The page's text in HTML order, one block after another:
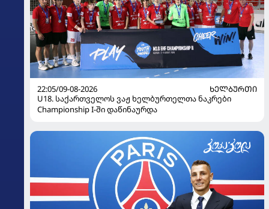
22:05/09-08-2026
ᲮᲔᲚᲑᲣᲠᲗᲘ
U18. საქართველოს ვაჟ ხელბურთელთა ნაკრები
Championship I-ში დაწინაურდა